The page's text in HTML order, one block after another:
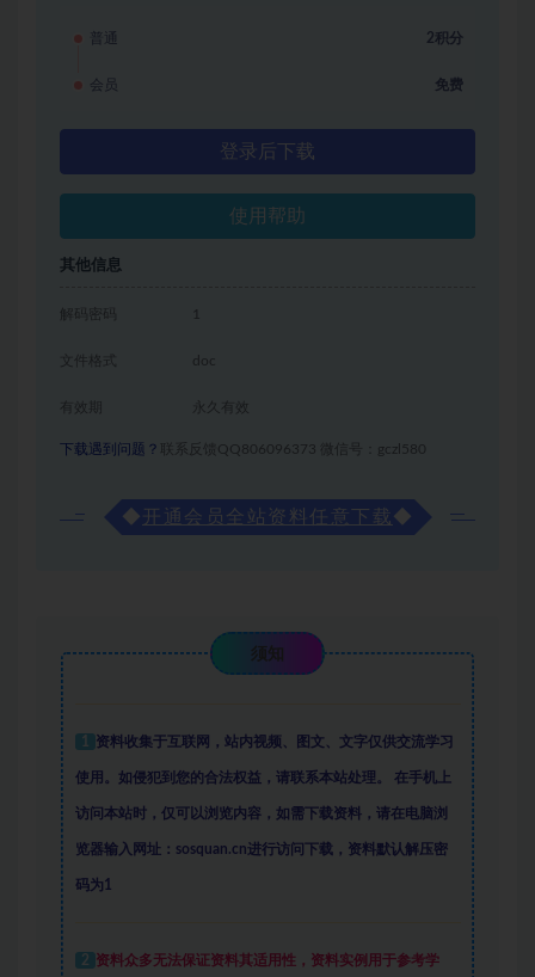
普通 2积分
会员 免费
登录后下载
使用帮助
其他信息
1
文件格式 doc
有效期 永久有效
下载遇到问题？ 联系反馈QQ806096373 微信号：gczl580
◆ 开通会员全站资料任意下载◆
须知
1 资料收集于互联网 ， 站内视频、图文、文字仅供交流学习
使用。如侵犯到您的合法权益，请联系本站处理。 在手机上
访问本站时，仅可以浏览内容，如需下载资料，请在电脑浏
览器输入网址：sosquan.cn进行访问下载， 资料默认解压密
码为1
2 资料众多无法保证资料其适用性，资料实例 用于参考学